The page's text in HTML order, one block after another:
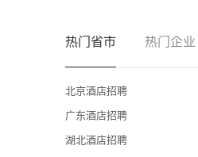
热门省市 热门企业
北京酒店招聘
广东酒店招聘
湖北酒店招聘